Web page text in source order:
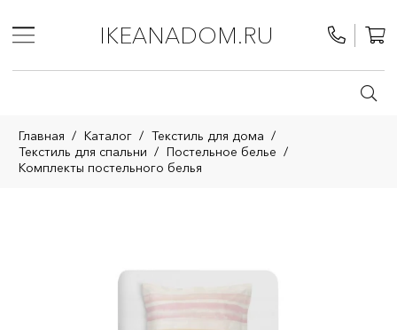
IKEANADOM.RU
Главная / Каталог / Текстиль для дома /
Текстиль для спальни / Постельное белье /
Комплекты постельного белья